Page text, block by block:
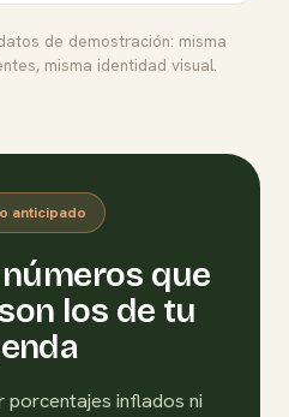
de demostración: misma
misma identidad visual.
anticipado
que
los de tu
porcentajes inflados ni